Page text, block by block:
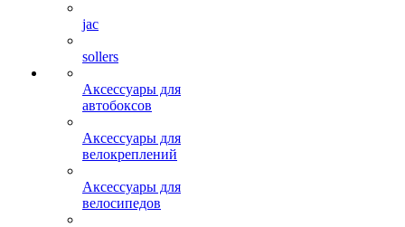
jac
sollers
Аксессуары для
автобоксов
Аксессуары для
велокреплений
Аксессуары для
велосипедов